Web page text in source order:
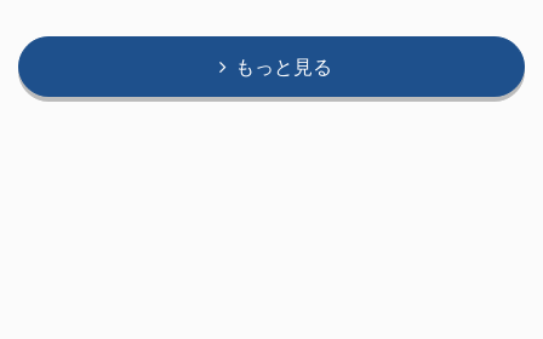
もっと見る